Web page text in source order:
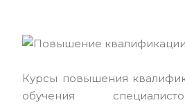
Курсы повышения
обучения